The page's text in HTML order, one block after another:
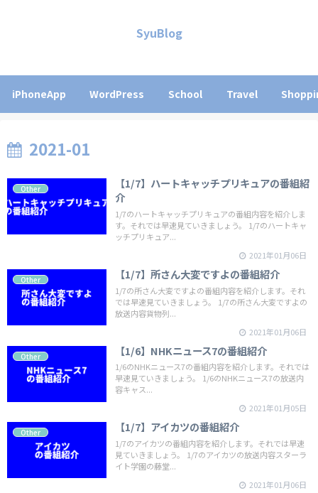
SyuBlog
iPhoneApp WordPress School Travel
2021-01
Other
【1/7】ハートキャッチプリキュアの番組紹
介
1/7のハートキャッチプリキュアの番組内容を紹介しま
す。それでは早速見ていきましょう。 1/7のハートキャ
ッチプリキュア...
2021年01月06日
Other 【1/7】所さん大変ですよの番組紹介
1/7の所さん大変ですよの番組内容を紹介します。それ
では早速見ていきましょう。 1/7の所さん大変ですよの
放送内容貨物列...
2021年01月06日
Other 【1/6】NHKニュース7の番組紹介
1/6のNHKニュース7の番組内容を紹介します。それでは
早速見ていきましょう。 1/6のNHKニュース7の放送内
容キャス...
2021年01月05日
Other 【1/7】アイカツの番組紹介
1/7のアイカツの番組内容を紹介します。それでは早速
見ていきましょう。 1/7のアイカツの放送内容スターラ
イト学園の藤堂...
2021年01月06日